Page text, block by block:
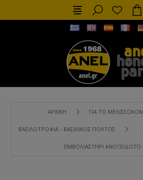
ΑΡΧΙΚΉ ΓΙΑ ΤΟ
ΒΑΣΙΛΟΤΡΟΦΊΑ - ΒΑΣΙΛΙΚΌΣ ΠΟΛΤΌΣ
ΕΜΒΟΛΙΑΣΤΉΡΙ ΑΝΟΞΕΊΔΩΤΟ